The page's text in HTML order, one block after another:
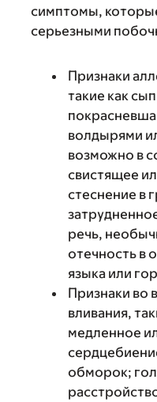
симптомы,
серьезными
Признаки
такие как
волдырями
возможно в
свистящее
стеснение в
речь,
отечность в
языка или
Признаки во
вливания,
медленное
обморок;